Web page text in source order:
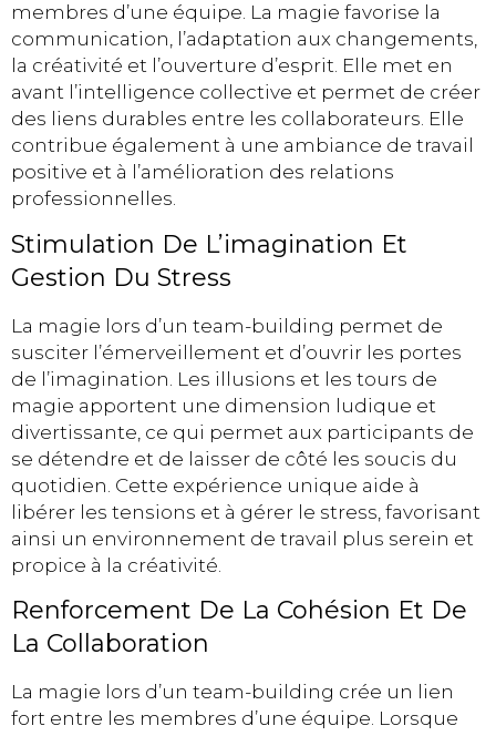
membres d’une équipe. La magie favorise la
communication, l’adaptation aux changements,
la créativité et l’ouverture d’esprit. Elle met en
avant l’intelligence collective et permet de créer
des liens durables entre les collaborateurs. Elle
contribue également à une ambiance de travail
positive et à l’amélioration des relations
professionnelles.
Stimulation De L’imagination Et
Gestion Du Stress
La magie lors d’un team-building permet de
susciter l’émerveillement et d’ouvrir les portes
de l’imagination. Les illusions et les tours de
magie apportent une dimension ludique et
divertissante, ce qui permet aux participants de
se détendre et de laisser de côté les soucis du
quotidien. Cette expérience unique aide à
libérer les tensions et à gérer le stress, favorisant
ainsi un environnement de travail plus serein et
propice à la créativité.
Renforcement De La Cohésion Et De
La Collaboration
La magie lors d’un team-building crée un lien
fort entre les membres d’une équipe. Lorsque